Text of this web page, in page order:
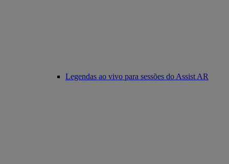
Legendas ao vivo para sessões do Assist AR